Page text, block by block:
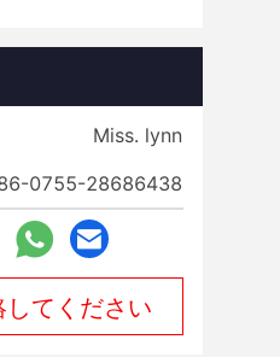
Miss. lynn
0755-28686438
してください